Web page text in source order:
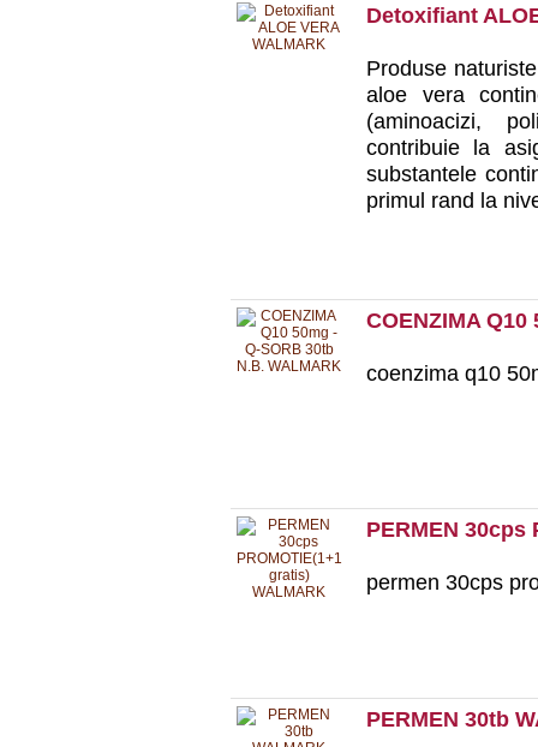
Detoxifiant
Produse
aloe vera
(aminoacizi,
contribuie la
substantele
primul rand la
COENZIMA
coenzima q10
PERMEN 30cps
permen 30cps
PERMEN 30tb